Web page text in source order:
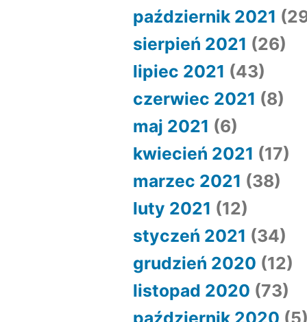
październik 2021
sierpień 2021 (26)
lipiec 2021 (43)
czerwiec 2021 (8)
maj 2021 (6)
kwiecień 2021 (17)
marzec 2021 (38)
luty 2021 (12)
styczeń 2021 (34)
grudzień 2020 (12)
listopad 2020 (73)
październik 2020